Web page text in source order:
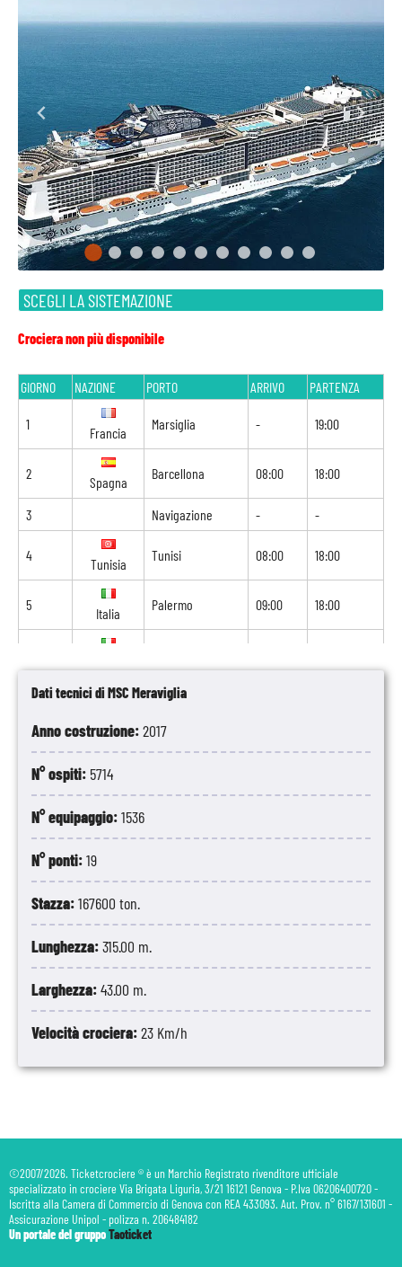
Dati tecnici di MSC Meraviglia
Anno costruzione:2017
N° ospiti: 5714
N° equipaggio:1536
N° ponti:19
Stazza:167600 ton.
Lunghezza:315.00 m.
Larghezza:43.00 m.
Velocità crociera:23 Km/h
SCEGLI LA SISTEMAZIONE
Crociera non più disponibile
GIORNO NAZIONE PORTO ARRIVO PARTENZA
1
Francia
Marsiglia - 19:00
2
Spagna
Barcellona 08:00 18:00
3 Navigazione - -
4
Tunisia
Tunisi 08:00 18:00
5
Italia
Palermo 09:00 18:00
Livorno
8 Marsiglia 10:00 -
©2007/2026. Ticketcrociere ® è un Marchio Registrato rivenditore ufficiale
specializzato in crociere Via Brigata Liguria, 3/21 16121 Genova - P.Iva 06206400720 -
Iscritta alla Camera di Commercio di Genova con REA 433093. Aut. Prov. n° 6167/131601 -
Assicurazione Unipol - polizza n. 206484182
Un portale del gruppoTaoticket